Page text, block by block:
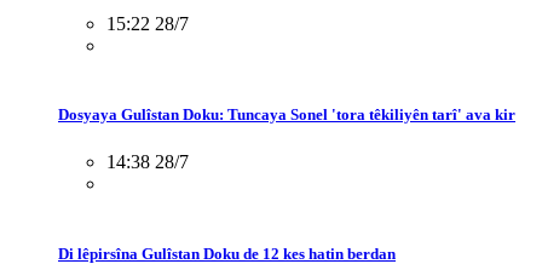
15:22 28/7
Dosyaya Gulîstan Doku: Tuncaya Sonel 'tora têkiliyên tarî' ava kir
14:38 28/7
Di lêpirsîna Gulîstan Doku de 12 kes hatin berdan